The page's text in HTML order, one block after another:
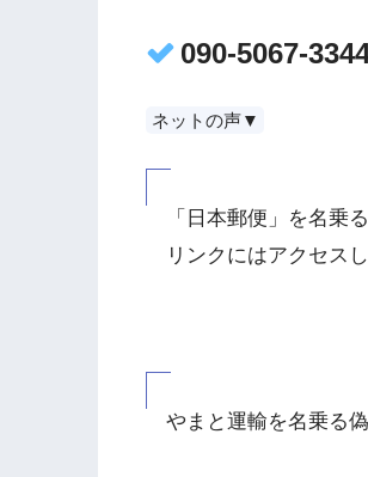
090-5067-
ネットの声▼
「日本郵便」を名乗
リンクにはアクセス
やまと運輸を名乗る